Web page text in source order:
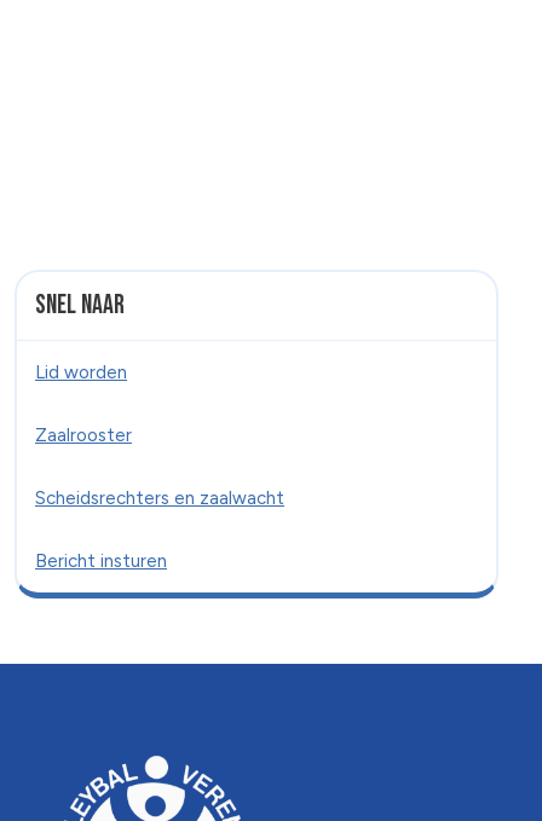
Snel naar
Lid worden
Zaalrooster
Scheidsrechters en zaalwacht
Bericht insturen